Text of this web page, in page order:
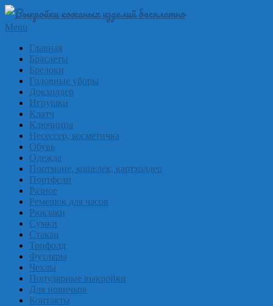
Skip
content
Выкройки
кожи
бесплатно
Skinpat
Primary
Menu
Menu
Главная
Браслеты
Брелоки
Головные уборы
Докхолдер
Игрушки
Клатч
Ключница
Несессер, косметичка
Обувь
Одежда
Портмоне, кошелек, картхолдер
Портфели
Разное
Ремешок для часов
Рюкзаки
Сумки
Стакан
Трифолд
Футляры
Чехлы
Популярные выкройки
Для новичков
Контакты